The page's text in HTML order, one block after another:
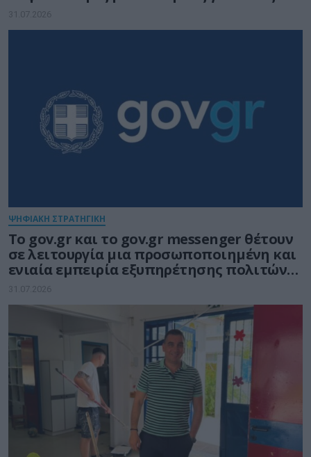
31.07.2026
ΨΗΦΙΑΚΗ ΣΤΡΑΤΗΓΙΚΗ
Το gov.gr και το gov.gr messenger θέτουν
σε λειτουργία μια προσωποποιημένη και
ενιαία εμπειρία εξυπηρέτησης πολιτών
και επιχειρήσεων
31.07.2026